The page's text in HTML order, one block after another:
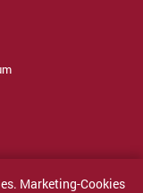
Marketing-Cookies